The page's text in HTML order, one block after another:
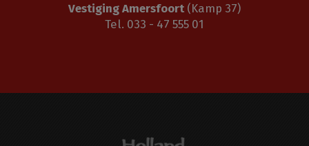
Vestiging Amersfoort (Kamp 37)
Tel. 033 - 47 555 01